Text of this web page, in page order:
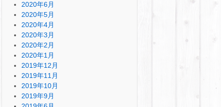
2020年6月
2020年5月
2020年4月
2020年3月
2020年2月
2020年1月
2019年12月
2019年11月
2019年10月
2019年9月